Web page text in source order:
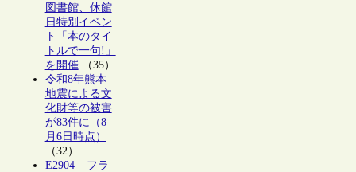
図書館、休館
日特別イベン
ト「本のタイ
トルで一句!」
を開催（35）
令和8年熊本
地震による文
化財等の被害
が83件に（8
月6日時点）
（32）
E2904 – フラ